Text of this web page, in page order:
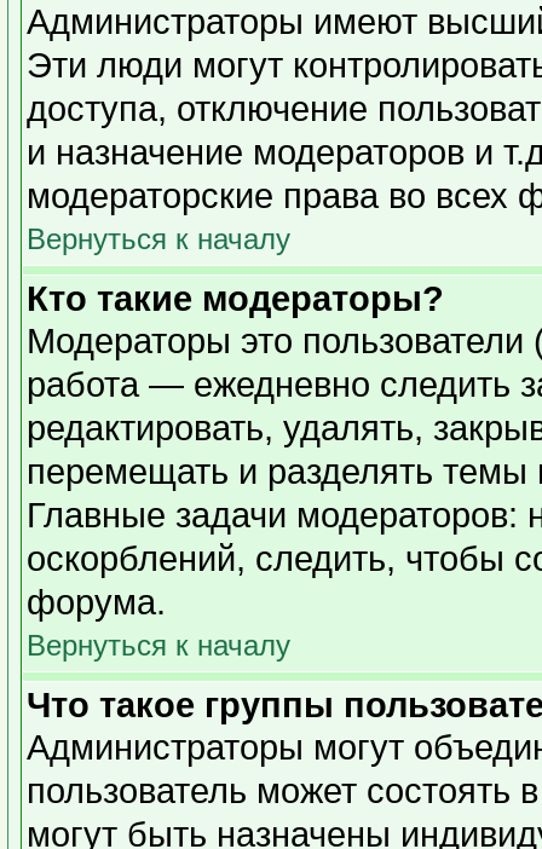
Администраторы имеют
Эти люди могут
доступа, отключение
и назначение модераторов и
модераторские права во всех
Вернуться к началу
Кто такие модераторы?
Модераторы это пользователи
работа — ежедневно следить
редактировать, удалять,
перемещать и разделять темы
Главные задачи модераторов:
оскорблений, следить, чтобы
форума.
Вернуться к началу
Что такое группы
Администраторы могут
пользователь может состоять
могут быть назначены